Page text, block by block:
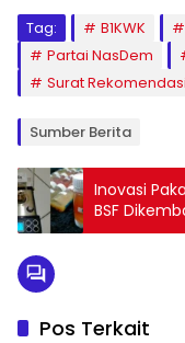
Tag: B1KWK
Partai NasDem
Surat Rekomendasi
Sumber Berita
Inovasi
BSF
Pos Terkait